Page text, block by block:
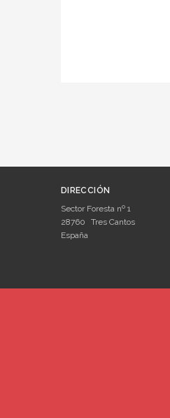
DIRECCIÓN
Sector Foresta nº 1
28760
Tres Cantos
España